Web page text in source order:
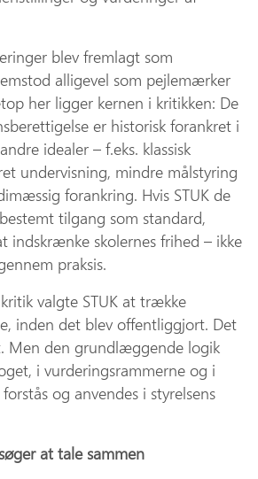
blev fremlagt som
alligevel som pejlemærker
her ligger kernen i kritikken: De
er historisk forankret i
idealer – f.eks. klassisk
undervisning, mindre målstyring
forankring. Hvis STUK de
tilgang som standard,
indskrænke skolernes frihed – ikke
praksis.
valgte STUK at trække
inden det blev offentliggjort. Det
Men den grundlæggende logik
i vurderingsrammerne og i
og anvendes i styrelsens
at tale sammen